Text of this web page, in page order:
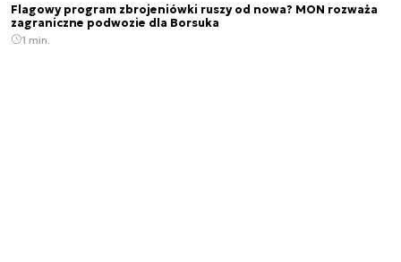
Flagowy program zbrojeniówki ruszy od nowa? MON rozważa
zagraniczne podwozie dla Borsuka
1 min.